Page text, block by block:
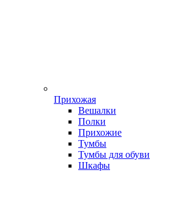
Прихожая
Вешалки
Полки
Прихожие
Тумбы
Тумбы для обуви
Шкафы